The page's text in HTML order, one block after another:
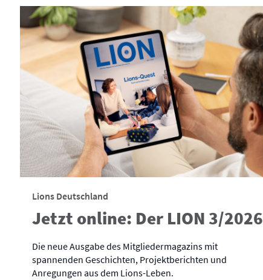
Lions Deutschland
Jetzt online: Der LION 3/2026
Die neue Ausgabe des Mitgliedermagazins mit
spannenden Geschichten, Projektberichten und
Anregungen aus dem Lions-Leben.